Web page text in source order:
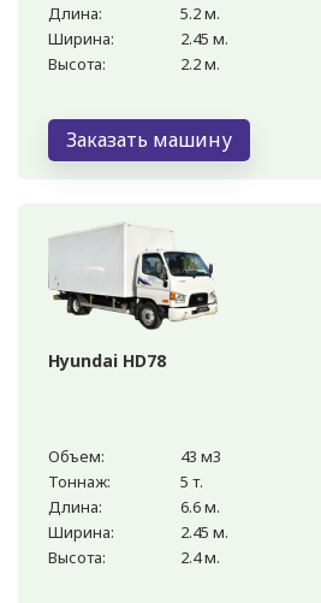
Длина:
5.2 м.
Ширина:
2.45 м.
Высота:
2.2 м.
Заказать машину
Hyundai HD78
Объем:
43 м3
Тоннаж:
5 т.
Длина:
6.6 м.
Ширина:
2.45 м.
Высота:
2.4 м.